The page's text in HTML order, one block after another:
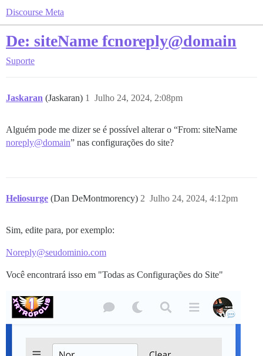
Discourse Meta
De: siteName fcnoreply@domain
Suporte
Jaskaran (Jaskaran) Julho 24, 2024, 2:08pm
1
Alguém pode me dizer se é possível alterar o “From: siteName
noreply@domain” nas configurações do site?
Heliosurge (Dan DeMontmorency) Julho 24, 2024, 4:12pm
2
Sim, edite para, por exemplo:
Noreply@seudominio.com
Você encontrará isso em "Todas as Configurações do Site"